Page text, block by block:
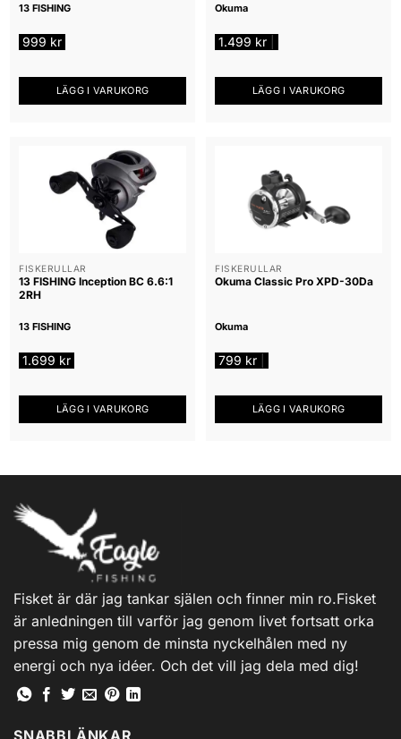
13 FISHING
999 kr
LÄGG I VARUKORG
Okuma
1.499 kr
LÄGG I VARUKORG
FISKERULLAR
13 FISHING Inception BC 6.6:1
2RH
13 FISHING
1.699 kr
LÄGG I VARUKORG
FISKERULLAR
Okuma Classic Pro XPD-30Da
Okuma
799 kr
LÄGG I VARUKORG
Fisket är där jag tankar själen och finner min ro.Fisket
är anledningen till varför jag genom livet fortsatt orka
pressa mig genom de minsta nyckelhålen med ny
energi och nya idéer. Och det vill jag dela med dig!
SNABBLÄNKAR